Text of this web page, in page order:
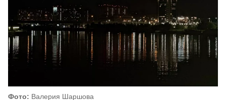
Фото: Валерия Шаршова